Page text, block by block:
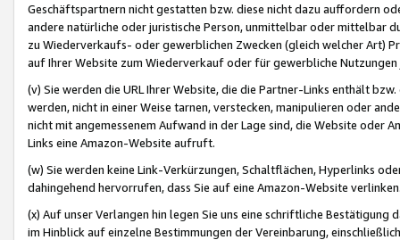
Geschäftspartnern nicht gestatten bzw. diese nicht dazu auffordern
andere natürliche oder juristische Person, unmittelbar oder mittelbar
zu Wiederverkaufs- oder gewerblichen Zwecken (gleich welcher Art)
auf Ihrer Website zum Wiederverkauf oder für gewerbliche
(v) Sie werden die URL Ihrer Website, die die Partner-Links enthält
werden, nicht in einer Weise tarnen, verstecken, manipulieren oder
nicht mit angemessenem Aufwand in der Lage sind, die Website oder
Links eine Amazon-Website aufruft.
(w) Sie werden keine Link-Verkürzungen, Schaltflächen, Hyperlinks
dahingehend hervorrufen, dass Sie auf eine Amazon-Website
(x) Auf unser Verlangen hin legen Sie uns eine schriftliche
im Hinblick auf einzelne Bestimmungen der Vereinbarung,